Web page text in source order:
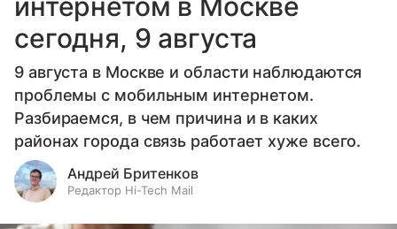
интернетом в Москве
сегодня, 9 августа
9 августа в Москве и области наблюдаются
проблемы с мобильным интернетом.
Разбираемся, в чем причина и в каких
районах города связь работает хуже всего.
Андрей Бритенков
Редактор Hi-Tech Mail